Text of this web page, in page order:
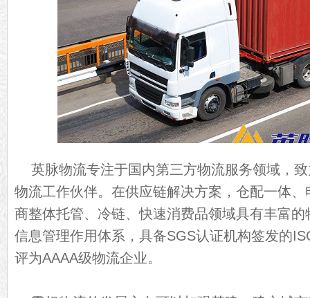
英脉物流专注于国内第三方物流服务领域，
物流工作伙伴。在供应链解决方案，仓配一体
商整体托管、冷链、快速消费品领域具有丰富
信息管理作用体系，具备SGS认证机构签发的
评为AAAA级物流企业。